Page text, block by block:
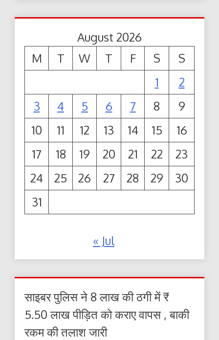
August 2026
M
T W T F S
S
1
2
3
4 5 6 7 8
9
10
11 12 13 14 15
16
17
18 19 20 21 22
23
24
25 26 27 28 29
30
31
« Jul
साइबर पुलिस ने 8 लाख की ठगी में ₹
5.50 लाख पीड़ित को कराए वापस , बाकी
रकम की तलाश जारी